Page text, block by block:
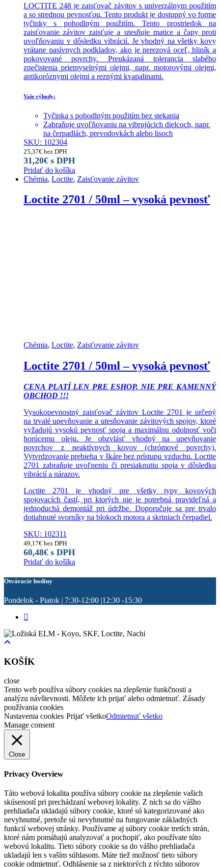
LOCTITE 248 je zaisťovač závitov s univerzálnym použitím
a so strednou pevnosťou. Tento produkt je dostupný vo forme
tyčinky s pohodlným použitím. Tento prostriedok na
zaisťovanie závitov zaisťuje a utesňuje matice a čapy proti
uvoľňovaniu v dôsledku vibrácií. Je vhodný na všetky kovy
vrátane pasívnych podkladov, ako je nerezová oceľ, hliník a
pokovované povrchy. Preukázaná tolerancia slabého
znečistenia priemyselnými olejmi, napr. motorovými olejmi,
antikoróznymi olejmi a reznými kvapalinami.
Vaše výhody:
Tyčinka s pohodlným použitím bez stekania
Zabraňuje uvoľňovaniu na vibrujúcich dielcoch, napr.
na čerpadlách, prevodovkách alebo lisoch
SKU: 102304
25,37€ bez DPH
31,20€ s DPH
Pridať do košíka
Chémia, Loctite, Zaisťovanie závitov
Loctite 2701 / 50ml – vysoká pevnosť
Chémia, Loctite, Zaisťovanie závitov
Loctite 2701 / 50ml – vysoká pevnosť
CENA PLATÍ LEN PRE ESHOP. NIE PRE KAMENNÝ
OBCHOD !!!
Vysokopevnostný zaisťovač závitov Loctite 2701 je určený
na trvalé upevňovanie a utesňovanie závitových spojov, ktoré
vyžadujú vysokú pevnosť spoja a maximálnu odolnosť voči
horúcemu oleju. Je obzvlásť vhodný na upevňovanie
povrchov z neaktívnych kovov (chrómové povrchy).
Vytvrdzovanie prebieha v škáre bez prístupu vzduchu. Loctite
2701 zabraňuje uvoľneniu či presiaknutiu spoja v dôsledku
vibrácií a nárazov.
Loctite 2701 je vhodný pre všetky typy kovových
spojovacích častí, pri ktorých nie je potrebná pravideľná a
jednoduchá demontáž pri údržbe. Doporučuje sa pre trvalo
dotiahnuté svorníky na blokoch motora a skriniach čerpadiel.
SKU: 102311
49,17€ bez DPH
60,48€ s DPH
Pridať do košíka
Otváracie hodiny
Pondelok - Piatok | 7:30-12:00 |12:30 -15:30
KOŠÍK
close
Tento web používa súbory cookies na zlepšenie funkčnosti a
analýzu návštevnosti. Môžete ich prijať alebo odmietnuť. Zásady
používania cookies
Nastavenia cookies Prijať všetkoOdmietnuť všetko
Manage consent
Close
Privacy Overview
Táto webová lokalita používa súbory cookie na zlepšenie vašich
skúseností pri prechádzaní webovej lokality. Z nich sa do vášho
prehliadača ukladajú súbory cookie, ktoré sú kategorizované ako
nevyhnutné, pretože sú nevyhnutné na fungovanie základných
funkcií webovej stránky. Používame aj súbory cookie tretích strán,
ktoré nám pomáhajú analyzovať a pochopiť, ako používate túto
webovú lokalitu. Tieto súbory cookie sa do vášho prehliadača
ukladajú len s vaším súhlasom. Máte tiež možnosť tieto súbory
cookie odmietnuť. Odhlásenie sa z niektorých z týchto súborov